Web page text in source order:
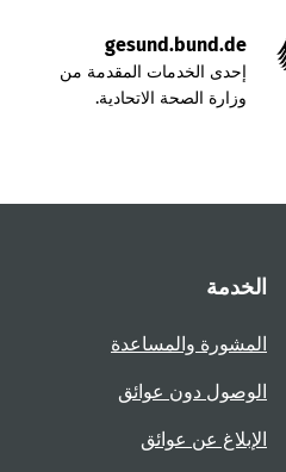
gesund.bund.de
إحدى الخدمات المقدمة من
وزارة الصحة الاتحادية.
الخدمة
المشورة والمساعدة
الوصول دون عوائق
الإبلاغ عن عوائق